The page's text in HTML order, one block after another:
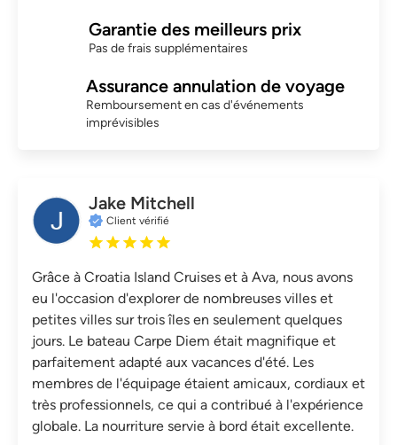
Garantie des meilleurs prix
Pas de frais supplémentaires
Assurance annulation de voyage
Remboursement en cas d'événements
imprévisibles
Jake Mitchell
Client vérifié
Grâce à Croatia Island Cruises et à Ava, nous avons
eu l'occasion d'explorer de nombreuses villes et
petites villes sur trois îles en seulement quelques
jours. Le bateau Carpe Diem était magnifique et
parfaitement adapté aux vacances d'été. Les
membres de l'équipage étaient amicaux, cordiaux et
très professionnels, ce qui a contribué à l'expérience
globale. La nourriture servie à bord était excellente.